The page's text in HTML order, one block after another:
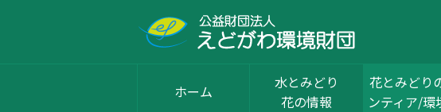
ホーム
水とみどり
花の情報
花とみどり
ンティア/環